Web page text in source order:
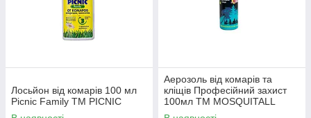
Лосьйон від комарів 100 мл
Picnic Family ТМ PICNIC
Аерозоль від комарів та
кліщів Професійний захист
100мл ТМ MOSQUITALL